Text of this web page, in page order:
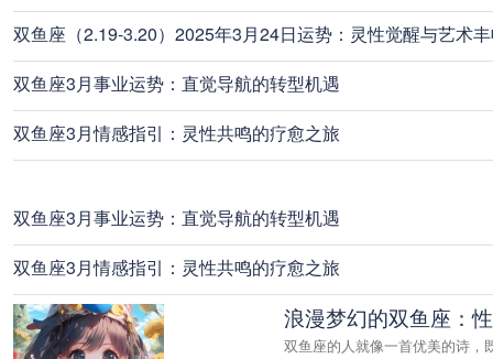
双鱼座（2.19-3.20）2025年3月24日运势：灵性觉醒与艺术
双鱼座3月事业运势：直觉导航的转型机遇
双鱼座3月情感指引：灵性共鸣的疗愈之旅
双鱼座3月事业运势：直觉导航的转型机遇
双鱼座3月情感指引：灵性共鸣的疗愈之旅
浪漫梦幻的双鱼座：
双鱼座的人就像一首优美的诗，